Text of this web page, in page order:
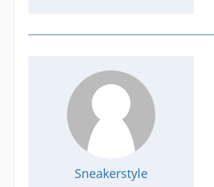
Sneakerstyle